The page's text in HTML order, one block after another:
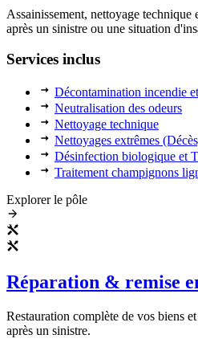
Assainissement, nettoyage
après un sinistre ou une situation
Services inclus
Décontamination incendie
Neutralisation des odeurs
Nettoyage technique
Nettoyages extrêmes
Désinfection biologique et
Traitement champignons
Explorer le pôle
Réparation & remise
Restauration complète de vos biens
après un sinistre.